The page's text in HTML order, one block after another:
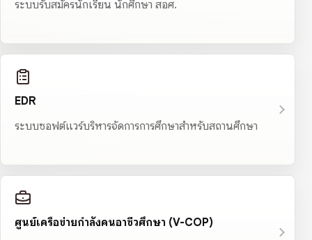
ระบบรับสมัครนักเรียน นักศึกษา สอศ.
EDR
ระบบซอฟต์แวร์บริหารจัดการการศึกษาสำหรับสถานศึกษา
ศูนย์เครือข่ายกำลังคนอาชีวศึกษา (V-COP)